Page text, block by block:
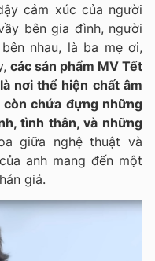
cảm xúc của người
bên gia đình, người
nhau, là ba mẹ ơi,
các sản phẩm MV Tết
nơi thể hiện chất âm
chứa đựng những
tình thân, và những
giữa nghệ thuật và
anh mang đến một
giả.